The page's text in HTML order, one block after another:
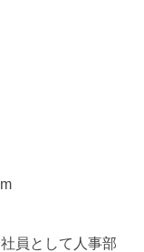
員として人事部